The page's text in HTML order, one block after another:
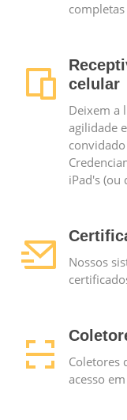
celular
Deixem a
agilidade
iPad's (ou
Nossos
Coletores
acesso